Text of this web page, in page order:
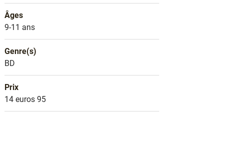
Âges
Âges
9-11 ans
Genre(s)
Genre littéraire
BD
Prix
Prix
14 euros 95